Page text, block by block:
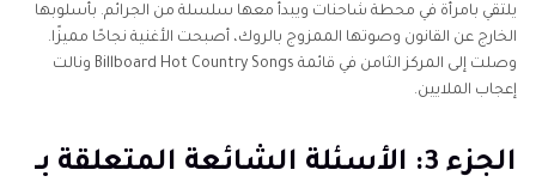
يلتقي بامرأة في محطة شاحنات ويبدأ معها سلسلة من الجرائم. بأسلوبها
الخارج عن القانون وصوتها الممزوج بالروك، أصبحت الأغنية نجاحًا مميزًا.
وصلت إلى المركز الثامن في قائمة Billboard Hot Country Songs ونالت
إعجاب الملايين.
الجزء 3: الأسئلة الشائعة المتعلقة بـ